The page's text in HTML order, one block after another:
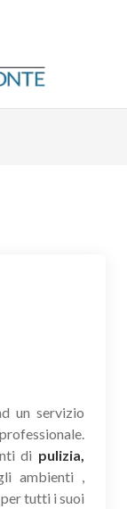
un servizio
di pulizia,
ambienti ,
tutti i suoi